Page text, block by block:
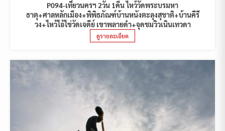
P094-เที่ยวนครฯ 2วัน 1คืน ไหว้วัดพระบรมหา
ธาตุ+ศาลหลักเมือง+พิพิธภัณฑ์บ้านหนังตะลุงสุชาติ+บ้านคีรี
วง+ไหว้ไอ้ไข่วัดเจดีย์ เขาพลายดำ+จุดชมวิวเนินเทวดา
ดูรายละเอียด